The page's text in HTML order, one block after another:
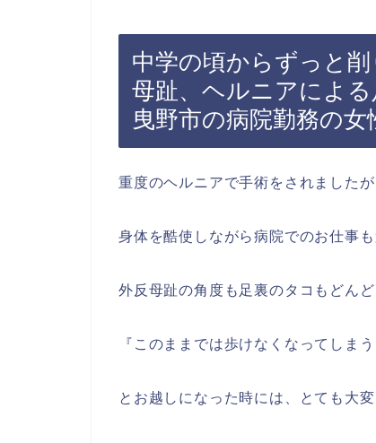
中学の頃からずっと
母趾、ヘルニアによ
曳野市の病院勤務の女
重度のヘルニアで手術をされました
身体を酷使しながら病院でのお仕事も
外反母趾の角度も足裏のタコもどん
『このままでは歩けなくなってしま
とお越しになった時には、とても大